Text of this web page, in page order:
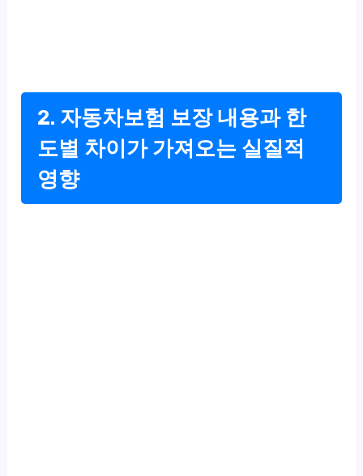
2. 자동차보험 보장 내용과 한
도별 차이가 가져오는 실질적
영향